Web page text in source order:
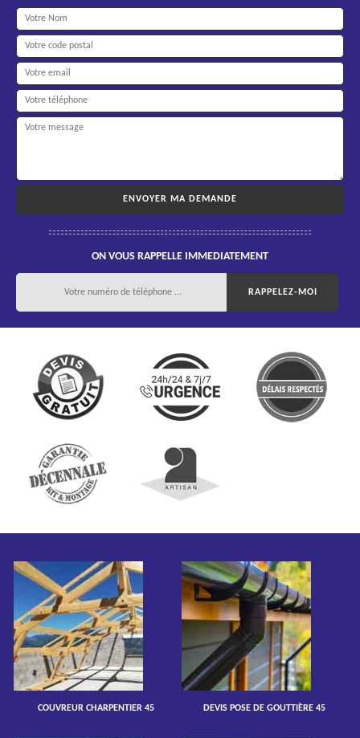
ON VOUS RAPPELLE IMMEDIATEMENT
COUVREUR CHARPENTIER 45 DEVIS POSE DE GOUTTIÈRE 45